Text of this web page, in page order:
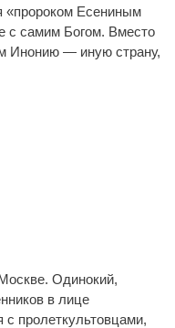
«пророком Есениным
с самим Богом. Вместо
Инонию — иную страну,
Одинокий,
в лице
пролеткультовцами,